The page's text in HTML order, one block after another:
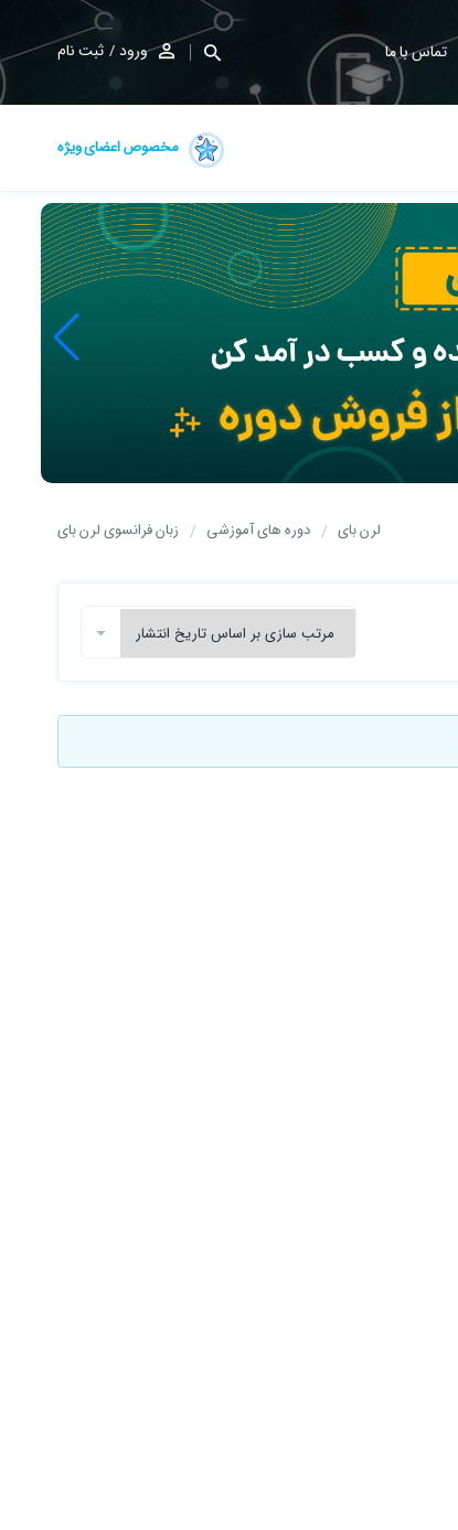
تماس با ما ورود ثبت نام
مخصوص اعضای ویژه
لرن بای دوره های آموزشی زبان فرانسوی لرن بای